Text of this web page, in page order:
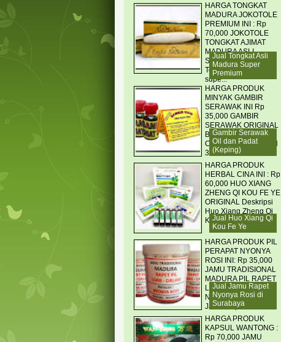
Jual Tongkat Asli
Madura Super
Premium
HARGA TONGKAT
MADURA JOKOTOLE
PREMIUM INI : Rp
70,000 JOKOTOLE
TONGKAT AJIMAT
MADURA ASLI
SUPER PREMIUM
Tongkat asli madura
supe...
Gambir Serawak
Oil dan Padat
(Keping)
HARGA PRODUK
MINYAK GAMBIR
SERAWAK INI Rp
35,000 GAMBIR
SERAWAK ORIGINAL
BORNEO CATS
CLAW OIL KEMASAN
3 ML
Jual Huo Xiang Qi
Kou Fe Ye
HARGA PRODUK
HERBAL CINA INI : Rp
60,000 HUO XIANG
ZHENG QI KOU FE YE
ORIGINAL Deskripsi
Huo Xiang Zheng Qi
Kou Fe Ye Obat her...
Jual Jamu Rapet
Nyonya Rosi di
Surabaya
HARGA PRODUK PIL
PERAPAT NYONYA
ROSI INI: Rp 35,000
JAMU TRADISIONAL
MADURA PIL RAPET
LUAR DALAM
NYONYA ROSY Pil
Jamu Rapet Luar...
HARGA PRODUK
KAPSUL WANTONG :
Rp 70,000 JAMU